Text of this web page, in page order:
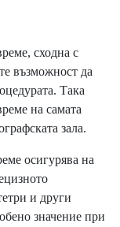
сходна с
възможност да
Така
на самата
зала.
осигурява на
и други
значение при